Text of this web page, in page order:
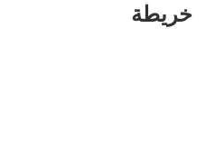
خريطة